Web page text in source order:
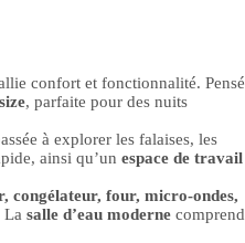
confort et fonctionnalité. Pensé
, parfaite pour des nuits
à explorer les falaises, les
ainsi qu’un espace de travail
congélateur, four, micro-ondes,
La salle d’eau moderne comprend